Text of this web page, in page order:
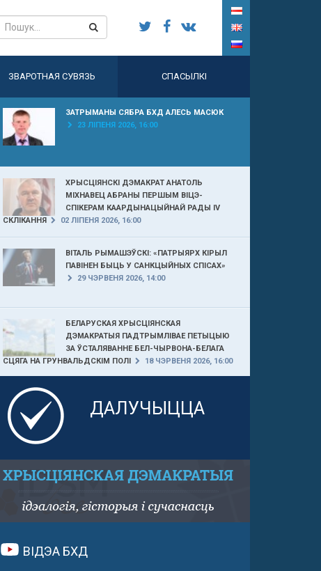
ЗВАРОТНАЯ СУВЯЗЬ СПАСЫЛКІ
ЗАТРЫМАНЫ СЯБРА БХД АЛЕСЬ МАСЮК
23 ЛІПЕНЯ 2026, 16:00
ХРЫСЦІЯНСКІ ДЭМАКРАТ АНАТОЛЬ
МІХНАВЕЦ АБРАНЫ ПЕРШЫМ ВІЦЭ-
СПІКЕРАМ КААРДЫНАЦЫЙНАЙ РАДЫ IV
СКЛІКАННЯ
02 ЛІПЕНЯ 2026, 16:00
ВІТАЛЬ РЫМАШЭЎСКІ: «ПАТРЫЯРХ КІРЫЛ
ПАВІНЕН БЫЦЬ У САНКЦЫЙНЫХ СПІСАХ»
29 ЧЭРВЕНЯ 2026, 14:00
БЕЛАРУСКАЯ ХРЫСЦІЯНСКАЯ
ДЭМАКРАТЫЯ ПАДТРЫМЛІВАЕ ПЕТЫЦЫЮ
ЗА ЎСТАЛЯВАННЕ БЕЛ-ЧЫРВОНА-БЕЛАГА
СЦЯГА НА ГРУНВАЛЬДСКІМ ПОЛІ
18 ЧЭРВЕНЯ 2026, 16:00
ДАЛУЧЫЦЦА
ВІДЭА БХД